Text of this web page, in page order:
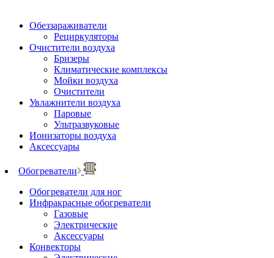
Обеззараживатели
Рециркуляторы
Очистители воздуха
Бризеры
Климатические комплексы
Мойки воздуха
Очистители
Увлажнители воздуха
Паровые
Ультразвуковые
Ионизаторы воздуха
Аксессуары
Обогреватели
Обогреватели для ног
Инфракрасные обогреватели
Газовые
Электрические
Аксессуары
Конвекторы